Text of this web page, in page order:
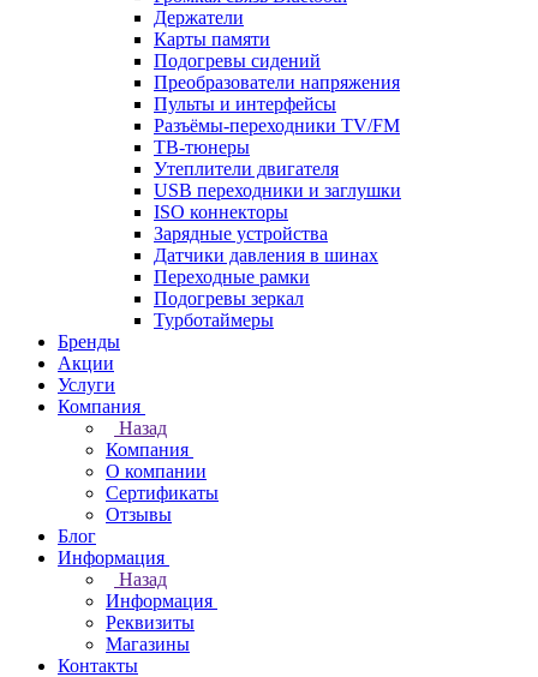
Держатели
Карты памяти
Подогревы сидений
Преобразователи напряжения
Пульты и интерфейсы
Разъёмы-переходники TV/FM
ТВ-тюнеры
Утеплители двигателя
USB переходники и заглушки
ISO коннекторы
Зарядные устройства
Датчики давления в шинах
Переходные рамки
Подогревы зеркал
Турботаймеры
Бренды
Акции
Услуги
Компания
Назад
Компания
О компании
Сертификаты
Отзывы
Блог
Информация
Назад
Информация
Реквизиты
Магазины
Контакты